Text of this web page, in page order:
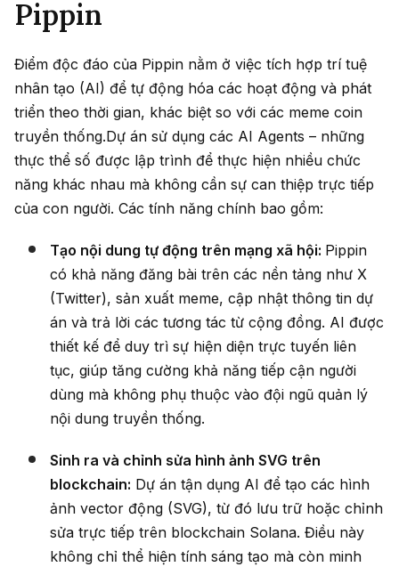
Pippin
Điểm độc đáo của Pippin nằm ở việc tích hợp trí tuệ
nhân tạo (AI) để tự động hóa các hoạt động và phát
triển theo thời gian, khác biệt so với các meme coin
truyền thống.Dự án sử dụng các AI Agents – những
thực thể số được lập trình để thực hiện nhiều chức
năng khác nhau mà không cần sự can thiệp trực tiếp
của con người. Các tính năng chính bao gồm:
Tạo nội dung tự động trên mạng xã hội: Pippin
có khả năng đăng bài trên các nền tảng như X
(Twitter), sản xuất meme, cập nhật thông tin dự
án và trả lời các tương tác từ cộng đồng. AI được
thiết kế để duy trì sự hiện diện trực tuyến liên
tục, giúp tăng cường khả năng tiếp cận người
dùng mà không phụ thuộc vào đội ngũ quản lý
nội dung truyền thống.
Sinh ra và chỉnh sửa hình ảnh SVG trên
blockchain: Dự án tận dụng AI để tạo các hình
ảnh vector động (SVG), từ đó lưu trữ hoặc chỉnh
sửa trực tiếp trên blockchain Solana. Điều này
không chỉ thể hiện tính sáng tạo mà còn minh